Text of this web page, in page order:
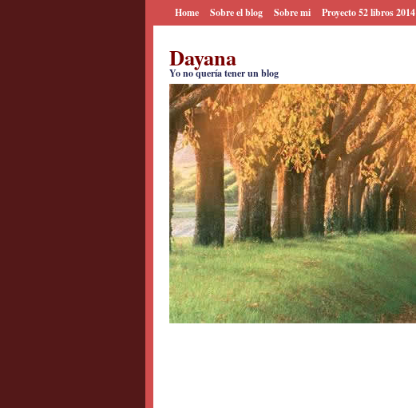
Home Sobre el blog Sobre mi Proyecto 52 libros 2014
Dayana
Yo no quería tener un blog